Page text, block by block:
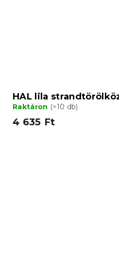
HAL lila
Raktáron (>10 db)
4 635 Ft